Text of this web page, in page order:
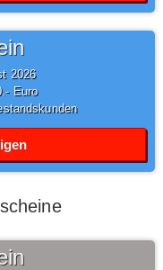
2026
Euro